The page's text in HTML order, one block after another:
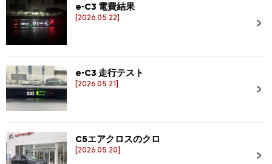
e-C3 電費結果
[2026.05.22]
e-C3 走行テスト
[2026.05.21]
C5エアクロスのクロ
[2026.05.20]